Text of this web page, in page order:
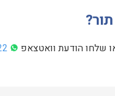
שלחו הודעת וואטצאפ